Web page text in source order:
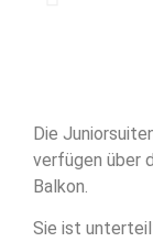
Die
verfügen über
Balkon.
Sie ist